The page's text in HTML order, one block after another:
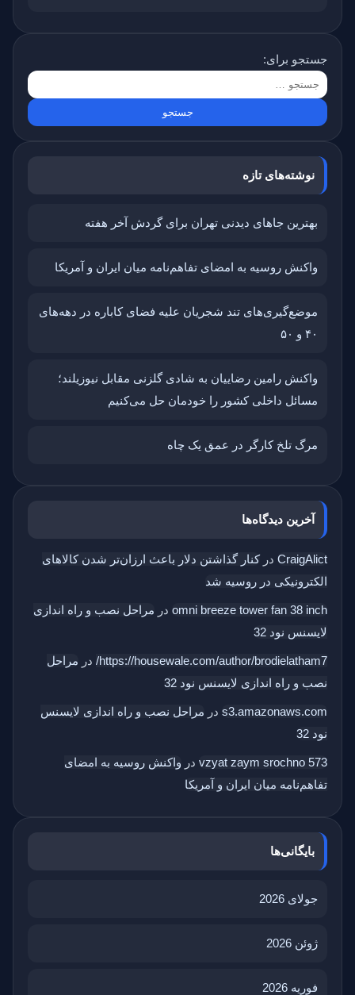
جستجو برای:
نوشته‌های تازه
بهترین جاهای دیدنی تهران برای گردش آخر هفته
واکنش روسیه به امضای تفاهم‌نامه میان ایران و آمریکا
موضع‌گیری‌های تند شجریان علیه فضای کاباره در دهه‌های
۴۰ و ۵۰
واکنش رامین رضاییان به شادی گلزنی مقابل نیوزیلند؛
مسائل داخلی کشور را خودمان حل می‌کنیم
مرگ تلخ کارگر در عمق یک چاه
آخرین دیدگاه‌ها
CraigAlict درکنار گذاشتن دلار باعث ارزان‌تر شدن کالاهای
الکترونیکی در روسیه شد
omni breeze tower fan 38 inch در مراحل نصب و راه اندازی
لایسنس نود 32
https://housewale.com/author/brodielatham7/ در مراحل
نصب و راه اندازی لایسنس نود 32
s3.amazonaws.com در مراحل نصب و راه اندازی لایسنس
نود 32
vzyat zaym srochno 573 در واکنش روسیه به امضای
تفاهم‌نامه میان ایران و آمریکا
بایگانی‌ها
جولای 2026
ژوئن 2026
فوریه 2026